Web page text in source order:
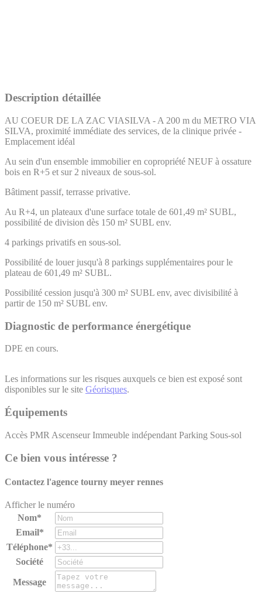
Description détaillée
AU COEUR DE LA ZAC VIASILVA - A 200 m du METRO VIA
SILVA, proximité immédiate des services, de la clinique privée -
Emplacement idéal
Au sein d'un ensemble immobilier en copropriété NEUF à ossature
bois en R+5 et sur 2 niveaux de sous-sol.
Bâtiment passif, terrasse privative.
Au R+4, un plateaux d'une surface totale de 601,49 m² SUBL,
possibilité de division dès 150 m² SUBL env.
4 parkings privatifs en sous-sol.
Possibilité de louer jusqu'à 8 parkings supplémentaires pour le
plateau de 601,49 m² SUBL.
Possibilité cession jusqu'à 300 m² SUBL env, avec divisibilité à
partir de 150 m² SUBL env.
Diagnostic de performance énergétique
DPE en cours.
Les informations sur les risques auxquels ce bien est exposé sont
disponibles sur le site Géorisques.
Équipements
Accès PMR Ascenseur Immeuble indépendant Parking Sous-sol
Ce bien vous intéresse ?
Contactez l'agence tourny meyer rennes
Afficher le numéro
Nom*
Email*
Téléphone*
Société
Message